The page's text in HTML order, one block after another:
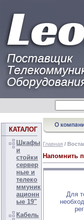
КАТАЛОГ
Шкафы
и
стойки
сервер
ные и
телеко
ммуник
ационн
ые 19"
Кабель
Главная /
Напомнить
Для